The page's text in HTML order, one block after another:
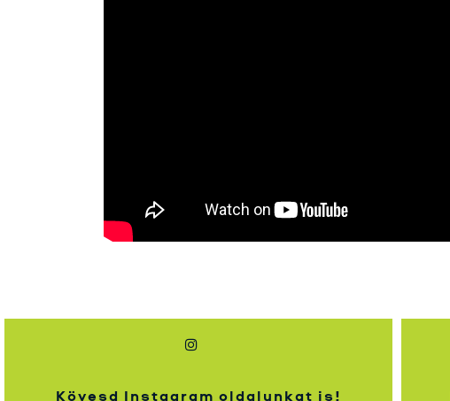
Kövesd Instagram oldalunkat is!